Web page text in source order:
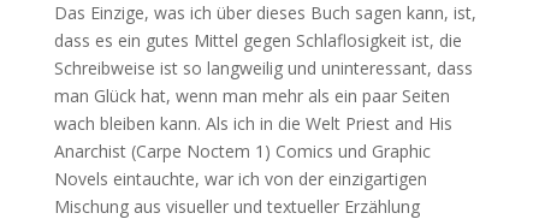
Das Einzige, was ich über dieses Buch sagen kann, ist,
dass es ein gutes Mittel gegen Schlaflosigkeit ist, die
Schreibweise ist so langweilig und uninteressant, dass
man Glück hat, wenn man mehr als ein paar Seiten
wach bleiben kann. Als ich in die Welt Priest and His
Anarchist (Carpe Noctem 1) Comics und Graphic
Novels eintauchte, war ich von der einzigartigen
Mischung aus visueller und textueller Erzählung